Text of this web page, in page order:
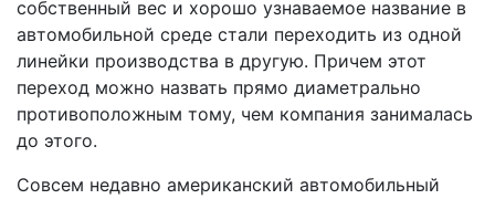
собственный вес и хорошо узнаваемое название в
автомобильной среде стали переходить из одной
линейки производства в другую. Причем этот
переход можно назвать прямо диаметрально
противоположным тому, чем компания занималась
до этого.
Совсем недавно американский автомобильный